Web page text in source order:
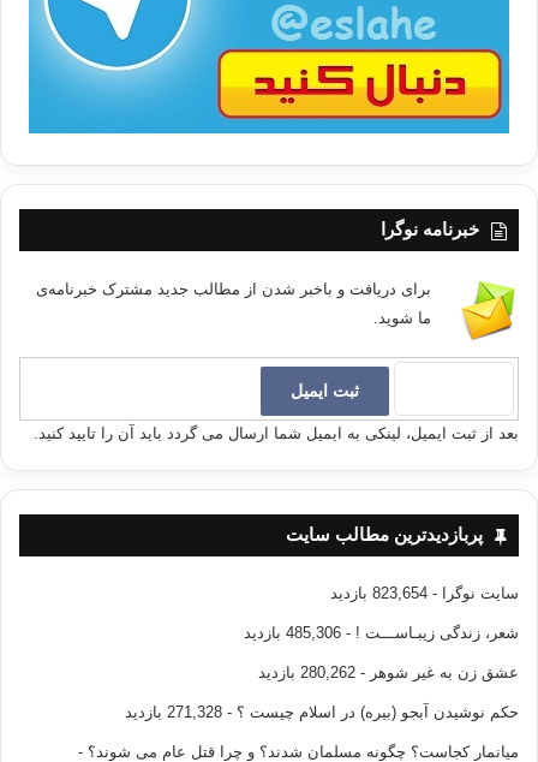
خبرنامه نوگرا
برای دریافت و باخبر شدن از مطالب جدید مشترک خبرنامه‌ی
ما شوید.
بعد از ثبت ایمیل، لینکی به ایمیل شما ارسال می گردد باید آن را تایید کنید.
پربازدیدترین مطالب سایت
سایت نوگرا - 823,654 بازدید
شعر، زندگی زیبـاســـت ! - 485,306 بازدید
عشق زن به غیر شوهر - 280,262 بازدید
حکم نوشیدن آبجو (بیره) در اسلام چیست ؟ - 271,328 بازدید
میانمار کجاست؟ چگونه مسلمان شدند؟ و چرا قتل عام می شوند؟ -